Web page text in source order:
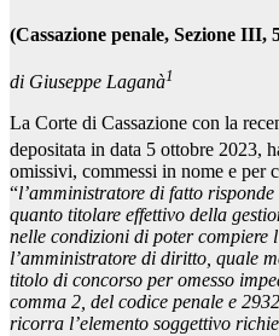
(Cassazione penale, Sezione III,
di Giuseppe Laganà1
La Corte di Cassazione con la
depositata in data 5 ottobre 2023,
omissivi, commessi in nome e per
“l’amministratore di fatto
quanto titolare effettivo della
nelle condizioni di poter compiere
l’amministratore di diritto, quale
titolo di concorso per omesso
comma 2, del codice penale e
ricorra l’elemento soggettivo